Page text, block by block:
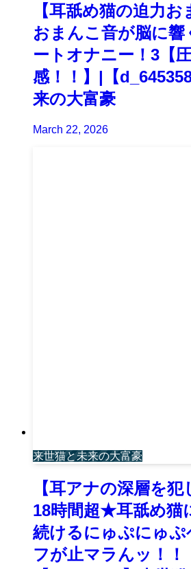
【耳舐め猫の迫力お
おまんこ音が脳に
ートオナニー！3【
感！！】|【
来の大富豪
March 22, 2026
来世猫と未来の大富豪
【耳アナの深層を犯
18時間超★耳舐め猫
続けるにゅぷにゅぷ
フが止マラんッ！！